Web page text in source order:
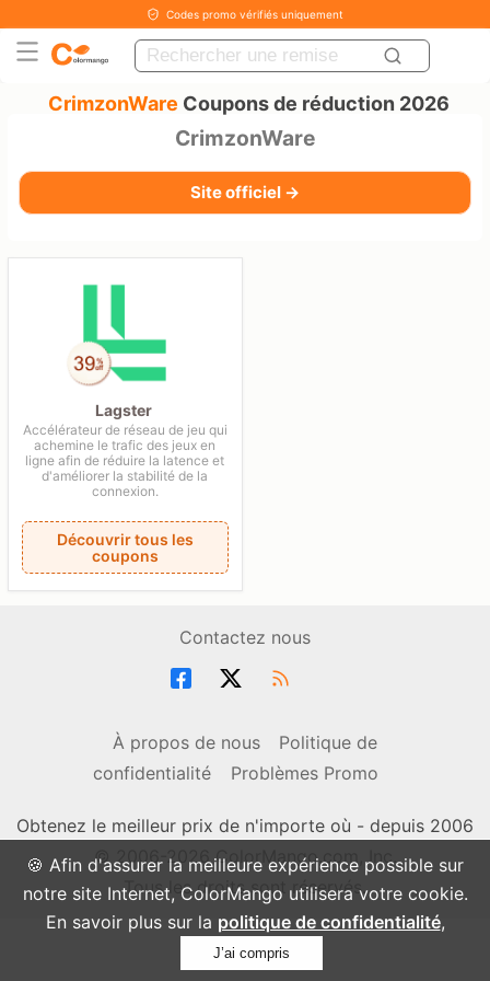
🍪 Afin d'assurer la meilleure expérience possible sur
notre site Internet, ColorMango utilisera votre cookie.
En savoir plus sur la politique de confidentialité,
J’ai compris
Codes promo vérifiés uniquement
CrimzonWare Coupons de réduction 2026
CrimzonWare
Site officiel →
Lagster
Accélérateur de réseau de jeu qui
achemine le trafic des jeux en
ligne afin de réduire la latence et
d'améliorer la stabilité de la
connexion.
Découvrir tous les
coupons
Contactez nous
À propos de nous
Politique de
confidentialité
Problèmes Promo
Obtenez le meilleur prix de n'importe où - depuis 2006
© 2006-2026 ColorMango.com, Inc.
Tous les droits sont réservés.